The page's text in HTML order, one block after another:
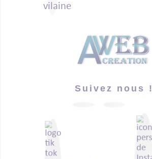
Suivez nous !